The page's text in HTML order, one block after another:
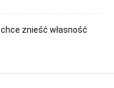
znieść własność